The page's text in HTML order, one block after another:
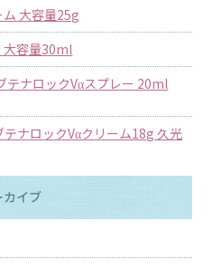
大容量25g
容量30ml
テナロックVαスプレー 20ml
ナロックVαクリーム18g 久光
カイブ